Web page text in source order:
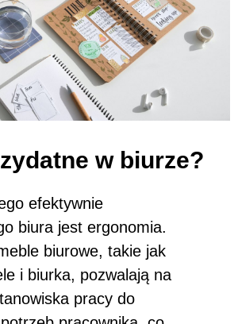
w biurze?
efektywnie
biura jest ergonomia.
biurowe, takie jak
i biurka, pozwalają na
pracy do